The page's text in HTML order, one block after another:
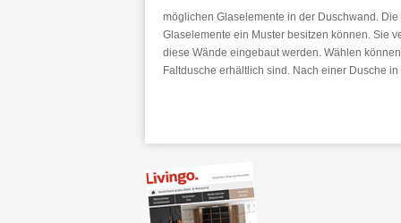
möglichen Glaselemente in der Duschwand.
Glaselemente ein Muster besitzen können. Sie
diese Wände eingebaut werden. Wählen
Faltdusche erhältlich sind. Nach einer Dusche